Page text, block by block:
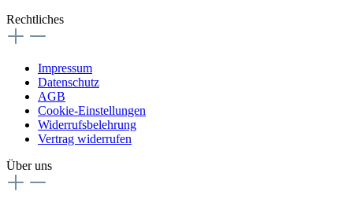
Rechtliches
Impressum
Datenschutz
AGB
Cookie-Einstellungen
Widerrufsbelehrung
Vertrag widerrufen
Über uns